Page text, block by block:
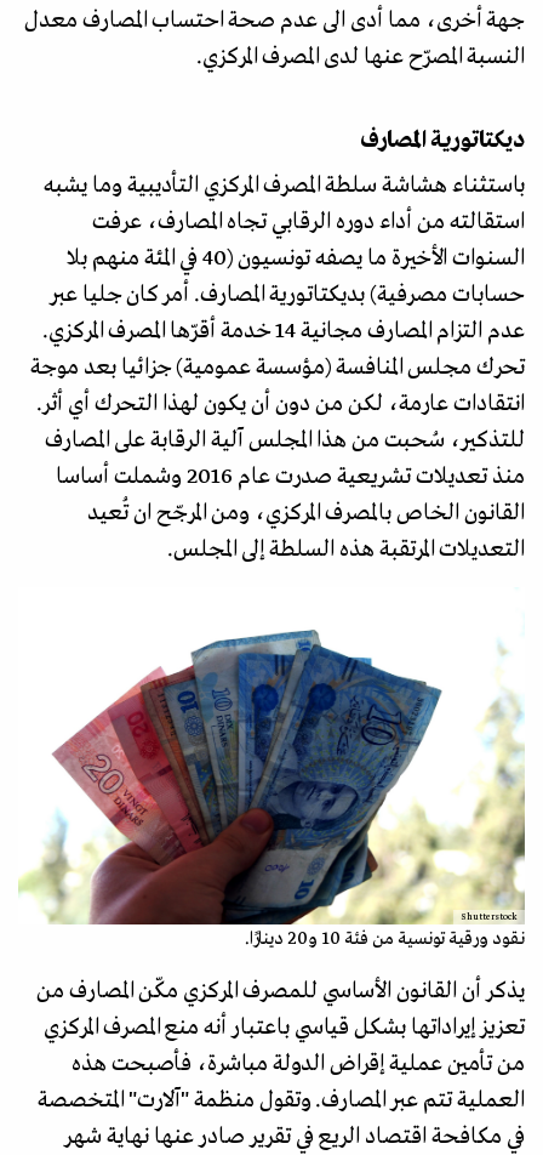
جهة أخرى، مما أدى الى عدم صحة احتساب المصارف معدل
النسبة المصرّح عنها لدى المصرف المركزي.
ديكتاتورية المصارف
باستثناء هشاشة سلطة المصرف المركزي التأديبية وما يشبه
استقالته من أداء دوره الرقابي تجاه المصارف، عرفت
السنوات الأخيرة ما يصفه تونسيون (40 في المئة منهم بلا
حسابات مصرفية) بديكتاتورية المصارف. أمر كان جليا عبر
عدم التزام المصارف مجانية 14 خدمة أقرّها المصرف المركزي.
تحرك مجلس المنافسة (مؤسسة عمومية) جزائيا بعد موجة
انتقادات عارمة، لكن من دون أن يكون لهذا التحرك أي أثر.
للتذكير، سُحبت من هذا المجلس آلية الرقابة على المصارف
منذ تعديلات تشريعية صدرت عام 2016 وشملت أساسا
القانون الخاص بالمصرف المركزي، ومن المرجّح ان تُعيد
التعديلات المرتقبة هذه السلطة إلى المجلس.
Shutterstock
نقود ورقية تونسية من فئة 10 و20 دينارًا.
يذكر أن القانون الأساسي للمصرف المركزي مكّن المصارف من
تعزيز إيراداتها بشكل قياسي باعتبار أنه منع المصرف المركزي
من تأمين عملية إقراض الدولة مباشرة، فأصبحت هذه
العملية تتم عبر المصارف. وتقول منظمة "آلارت" المتخصصة
في مكافحة اقتصاد الريع في تقرير صادر عنها نهاية شهر